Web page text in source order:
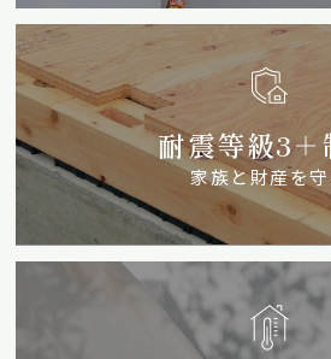
耐震等級3＋
家族と財産を守